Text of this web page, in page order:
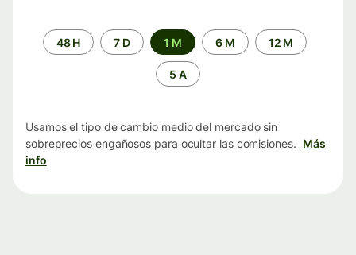
Periodo48 H 7 D 1 M 6 M 12 M
5 A
Usamos el tipo de cambio medio del mercado sin
sobreprecios engañosos para ocultar las comisiones. Más
info